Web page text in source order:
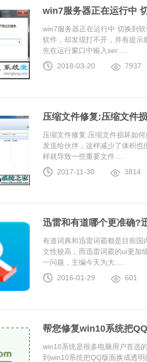
win7服务器正在运行中
win7服务器正在运行中 切换到
软件，却发现打不开，并有提
先在运行窗口中输入ser.....
2018-03-20
7937
压缩文件修复:压缩文件
压缩文件修复:压缩文件损坏如
发送给伙伴，这样减少了体积
样就导致一些重要文件.....
2017-11-30
3814
迅雷和有道哪个更准确?
有道词典和迅雷词霸都是目前
文性较高，而迅雷词霸的ui更加
一问题，主编今天为大.....
2016-01-29
601
帮您修复win10系统把
win10系统是很多电脑用户首选
到win10系统把QQ版面换成透